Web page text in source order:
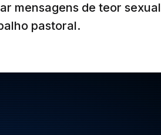
mensagens de teor sexual
pastoral.